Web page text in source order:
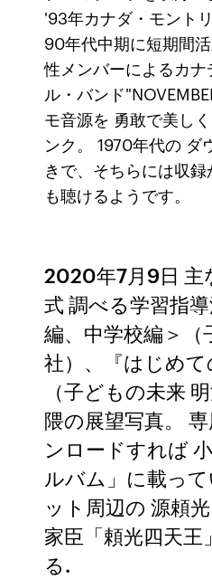
'93年カナダ・モント
90年代中期に短期間
性メンバーによるカ
ル・バンド
モ音源を 勇敢で美し
ンク。 1970年代の ダ
きで、そちらには収
も聴けるようです。
2020年7月9日 主
式 調べる学習指
編、中学校編＞（
社）、『はじめて
（子どもの未来
隈の展望写真。
ンロードすれば
ルバム」に載っ
ット周辺の 源頼
家臣「頼光四天
る.